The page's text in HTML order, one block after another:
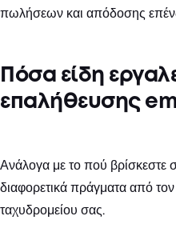
πωλήσεων και απόδοσης
Πόσα είδη
επαλήθευσης
Ανάλογα με το πού βρίσκεστε
διαφορετικά πράγματα από τον
ταχυδρομείου σας.